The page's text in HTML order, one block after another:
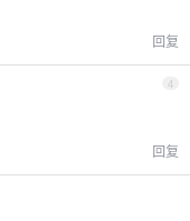
回复
4
回复